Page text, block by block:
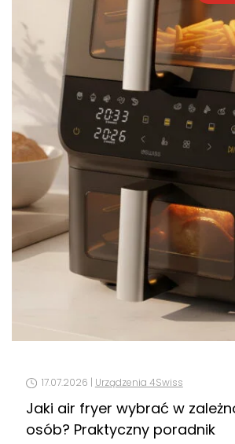
17.07.2026 | Urządzenia 4Swiss
Jaki air fryer wybrać w
osób? Praktyczny poradnik